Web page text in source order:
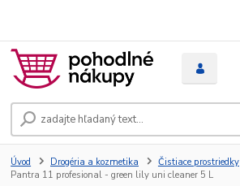
Úvod Drogéria a kozmetika Čistiace prostriedky
Pantra 11 profesional - green lily uni cleaner 5 L